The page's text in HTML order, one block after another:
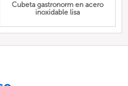
Cubeta gastronorm en acero
inoxidable lisa